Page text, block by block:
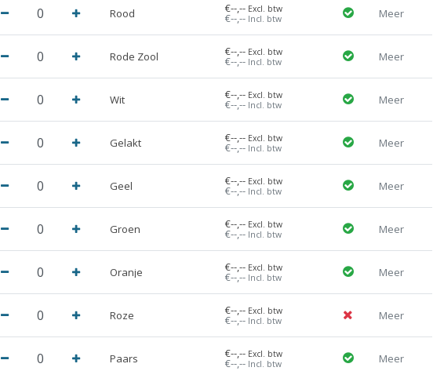
Rood €--,-- Excl. btw
€--,-- Incl. btw Meer
Rode Zool €--,-- Excl. btw
€--,-- Incl. btw Meer
Wit €--,-- Excl. btw
€--,-- Incl. btw Meer
Gelakt €--,-- Excl. btw
€--,-- Incl. btw Meer
Geel €--,-- Excl. btw
€--,-- Incl. btw Meer
Groen €--,-- Excl. btw
€--,-- Incl. btw Meer
Oranje €--,-- Excl. btw
€--,-- Incl. btw Meer
Roze €--,-- Excl. btw
€--,-- Incl. btw Meer
Paars €--,-- Excl. btw
€--,-- Incl. btw Meer